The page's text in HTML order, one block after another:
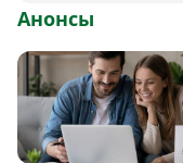
Анонсы